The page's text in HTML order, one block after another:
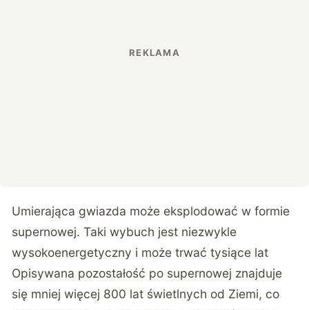
Umierająca gwiazda może eksplodować w formie
supernowej. Taki wybuch jest niezwykle
wysokoenergetyczny i może trwać tysiące lat
Opisywana pozostałość po supernowej znajduje
się mniej więcej 800 lat świetlnych od Ziemi, co